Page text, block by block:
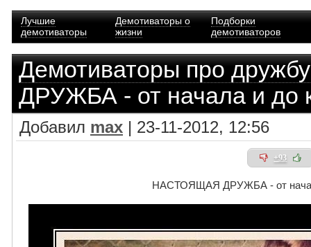
Лучшие
демотиваторы
Демотиваторы о
жизни
Подборки
демотиваторов
Демотиваторы про дружбу
ДРУЖБА - от начала и до
Добавил max | 23-11-2012, 12:56
+93
НАСТОЯЩАЯ ДРУЖБА - от